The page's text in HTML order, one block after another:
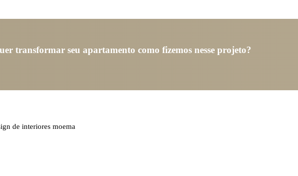
transformar seu apartamento como fizemos nesse projeto?
de interiores moema